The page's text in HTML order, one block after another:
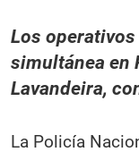
Los
simultánea en
Lavandeira,
La Policía